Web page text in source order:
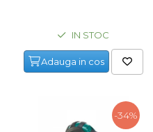
IN STOC
Adauga in cos
-34%